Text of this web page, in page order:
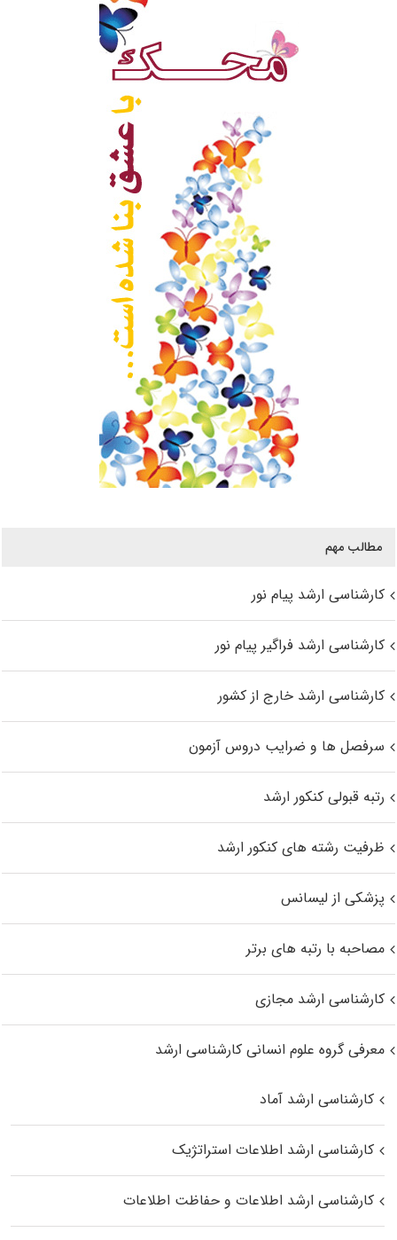
مطالب مهم
کارشناسی ارشد پیام نور
کارشناسی ارشد فراگیر پیام نور
کارشناسی ارشد خارج از کشور
سرفصل ها و ضرایب دروس آزمون
رتبه قبولی کنکور ارشد
ظرفیت رشته های کنکور ارشد
پزشکی از لیسانس
مصاحبه با رتبه های برتر
کارشناسی ارشد مجازی
معرفی گروه علوم انسانی کارشناسی ارشد
کارشناسی ارشد آماد
کارشناسی ارشد اطلاعات استراتژیک
کارشناسی ارشد اطلاعات و حفاظت اطلاعات